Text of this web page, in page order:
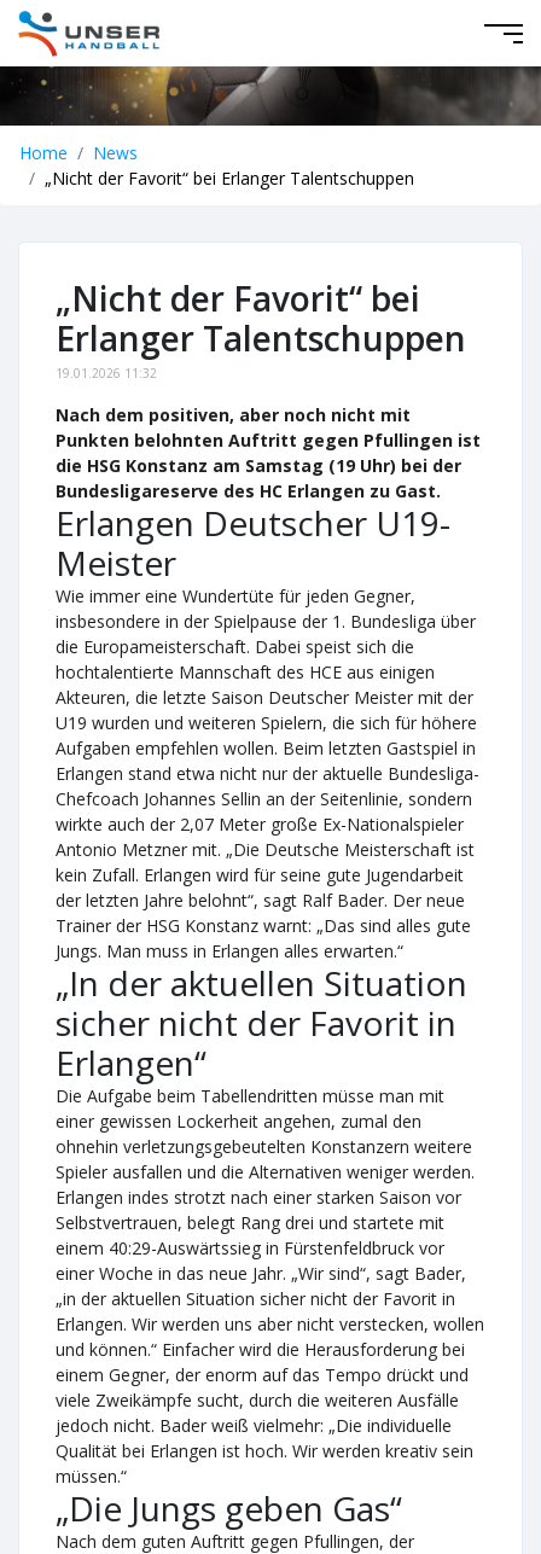
Home
News
„Nicht der Favorit“ bei Erlanger Talentschuppen
„Nicht der Favorit“ bei
Erlanger Talentschuppen
19.01.2026 11:32
Nach dem positiven, aber noch nicht mit
Punkten belohnten Auftritt gegen Pfullingen ist
die HSG Konstanz am Samstag (19 Uhr) bei der
Bundesligareserve des HC Erlangen zu Gast.
Erlangen Deutscher U19-
Meister
Wie immer eine Wundertüte für jeden Gegner,
insbesondere in der Spielpause der 1. Bundesliga über
die Europameisterschaft. Dabei speist sich die
hochtalentierte Mannschaft des HCE aus einigen
Akteuren, die letzte Saison Deutscher Meister mit der
U19 wurden und weiteren Spielern, die sich für höhere
Aufgaben empfehlen wollen. Beim letzten Gastspiel in
Erlangen stand etwa nicht nur der aktuelle Bundesliga-
Chefcoach Johannes Sellin an der Seitenlinie, sondern
wirkte auch der 2,07 Meter große Ex-Nationalspieler
Antonio Metzner mit. „Die Deutsche Meisterschaft ist
kein Zufall. Erlangen wird für seine gute Jugendarbeit
der letzten Jahre belohnt“, sagt Ralf Bader. Der neue
Trainer der HSG Konstanz warnt: „Das sind alles gute
Jungs. Man muss in Erlangen alles erwarten.“
„In der aktuellen Situation
sicher nicht der Favorit in
Erlangen“
Die Aufgabe beim Tabellendritten müsse man mit
einer gewissen Lockerheit angehen, zumal den
ohnehin verletzungsgebeutelten Konstanzern weitere
Spieler ausfallen und die Alternativen weniger werden.
Erlangen indes strotzt nach einer starken Saison vor
Selbstvertrauen, belegt Rang drei und startete mit
einem 40:29-Auswärtssieg in Fürstenfeldbruck vor
einer Woche in das neue Jahr. „Wir sind“, sagt Bader,
„in der aktuellen Situation sicher nicht der Favorit in
Erlangen. Wir werden uns aber nicht verstecken, wollen
und können.“ Einfacher wird die Herausforderung bei
einem Gegner, der enorm auf das Tempo drückt und
viele Zweikämpfe sucht, durch die weiteren Ausfälle
jedoch nicht. Bader weiß vielmehr: „Die individuelle
Qualität bei Erlangen ist hoch. Wir werden kreativ sein
müssen.“
„Die Jungs geben Gas“
Nach dem guten Auftritt gegen Pfullingen, der